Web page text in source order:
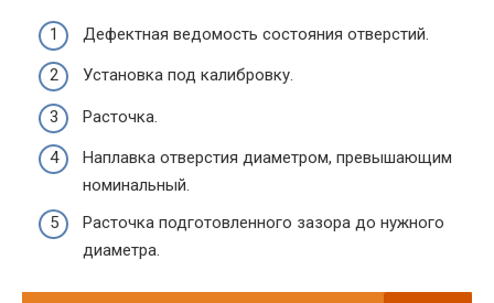
Дефектная ведомость состояния отверстий.
Установка под калибровку.
Расточка.
Наплавка отверстия диаметром, превышающим
номинальный.
Расточка подготовленного зазора до нужного
диаметра.